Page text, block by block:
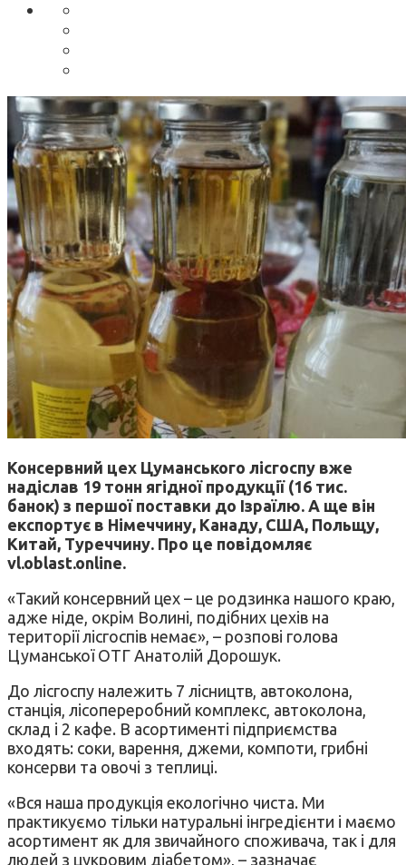
Консервний цех Цуманського лісгоспу вже
надіслав 19 тонн ягідної продукції (16 тис.
банок) з першої поставки до Ізраїлю. А ще він
експортує в Німеччину, Канаду, США, Польщу,
Китай, Туреччину. Про це повідомляє
vl.oblast.online.
«Такий консервний цех – це родзинка нашого краю,
адже ніде, окрім Волині, подібних цехів на
території лісгоспів немає», – розпові голова
Цуманської ОТГ Анатолій Дорошук.
До лісгоспу належить 7 лісництв, автоколона,
станція, лісопереробний комплекс, автоколона,
склад і 2 кафе. В асортименті підприємства
входять: соки, варення, джеми, компоти, грибні
консерви та овочі з теплиці.
«Вся наша продукція екологічно чиста. Ми
практикуємо тільки натуральні інгредієнти і маємо
асортимент як для звичайного споживача, так і для
людей з цукровим діабетом», – зазначає